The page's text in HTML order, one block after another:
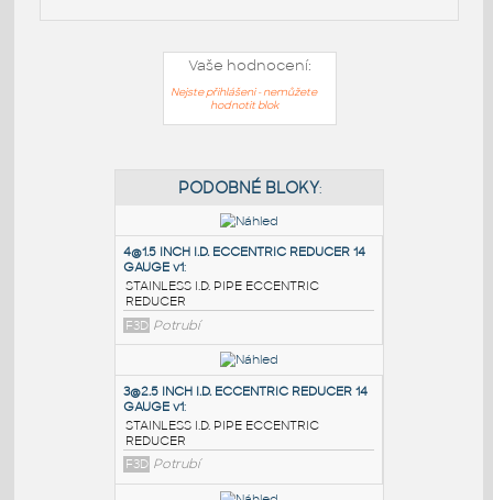
Vaše hodnocení:
Nejste přihlášeni - nemůžete
hodnotit blok
PODOBNÉ BLOKY
4@1.5 INCH I.D. ECCENTRIC REDUCER 14
GAUGE v1:
STAINLESS I.D. PIPE ECCENTRIC
REDUCER